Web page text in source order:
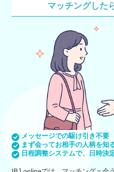
マッチングした
メッセージでの駆け引き不要
まず会ってお相手の人柄を知
日程調整システムで、日時決